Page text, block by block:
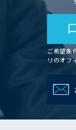
ご希望条
リのオフ